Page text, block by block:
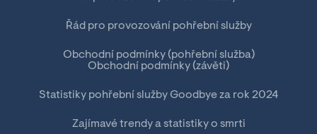
Řád pro provozování pohřební služby
Obchodní podmínky (pohřební služba)
Obchodní podmínky (závěti)
Statistiky pohřební služby Goodbye za rok 2024
Zajímavé trendy a statistiky o smrti